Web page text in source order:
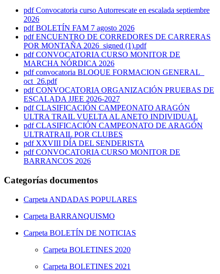
pdf Convocatoria curso Autorrescate en escalada septiembre
2026
pdf BOLETÍN FAM 7 agosto 2026
pdf ENCUENTRO DE CORREDORES DE CARRERAS
POR MONTAÑA 2026_signed (1).pdf
pdf CONVOCATORIA CURSO MONITOR DE
MARCHA NÓRDICA 2026
pdf convocatoria BLOQUE FORMACION GENERAL_
oct_26.pdf
pdf CONVOCATORIA ORGANIZACIÓN PRUEBAS DE
ESCALADA JJEE 2026-2027
pdf CLASIFICACIÓN CAMPEONATO ARAGÓN
ULTRA TRAIL VUELTA AL ANETO INDIVIDUAL
pdf CLASIFICACIÓN CAMPEONATO DE ARAGÓN
ULTRATRAIL POR CLUBES
pdf XXVIII DÍA DEL SENDERISTA
pdf CONVOCATORIA CURSO MONITOR DE
BARRANCOS 2026
Categorías documentos
Carpeta ANDADAS POPULARES
Carpeta BARRANQUISMO
Carpeta BOLETÍN DE NOTICIAS
Carpeta BOLETINES 2020
Carpeta BOLETINES 2021